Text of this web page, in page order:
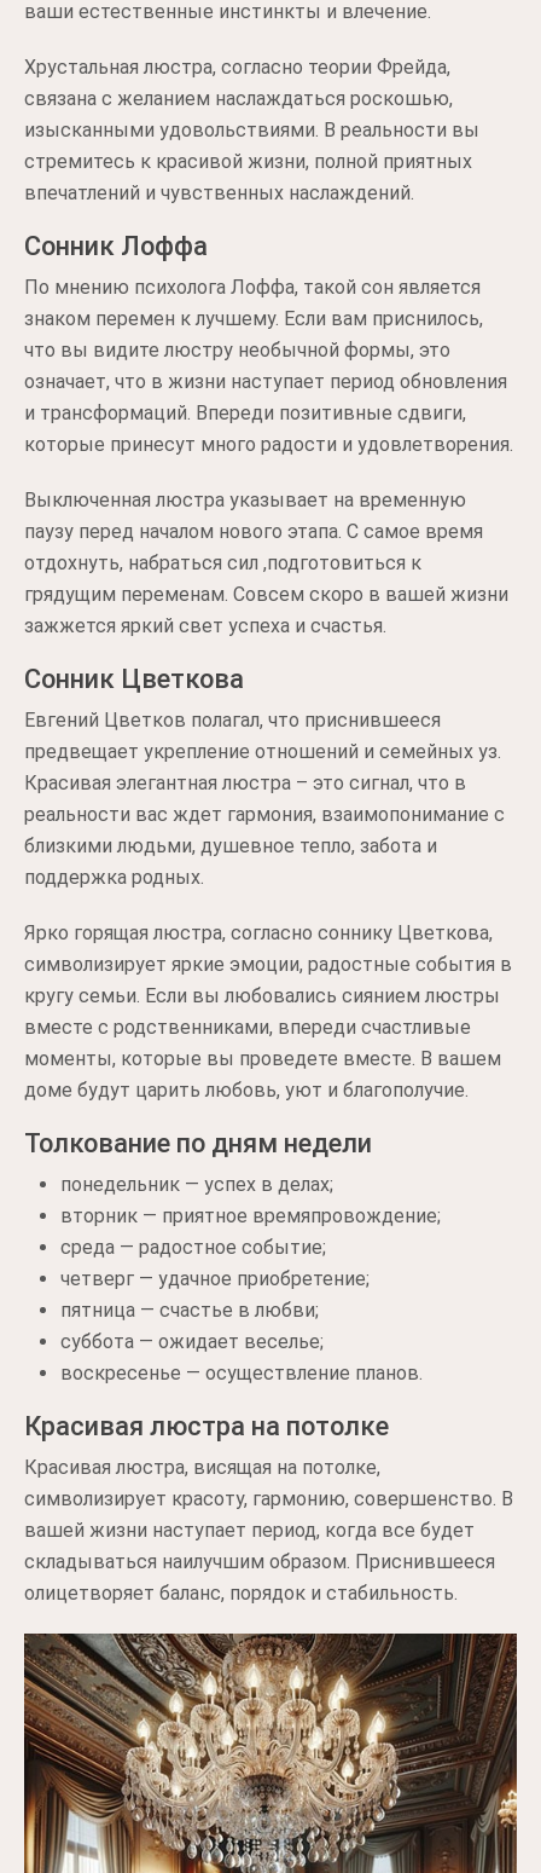
ваши естественные инстинкты и влечение.
Хрустальная люстра, согласно теории Фрейда,
связана с желанием наслаждаться роскошью,
изысканными удовольствиями. В реальности вы
стремитесь к красивой жизни, полной приятных
впечатлений и чувственных наслаждений.
Сонник Лоффа
По мнению психолога Лоффа, такой сон является
знаком перемен к лучшему. Если вам приснилось,
что вы видите люстру необычной формы, это
означает, что в жизни наступает период обновления
и трансформаций. Впереди позитивные сдвиги,
которые принесут много радости и удовлетворения.
Выключенная люстра указывает на временную
паузу перед началом нового этапа. С самое время
отдохнуть, набраться сил ,подготовиться к
грядущим переменам. Совсем скоро в вашей жизни
зажжется яркий свет успеха и счастья.
Сонник Цветкова
Евгений Цветков полагал, что приснившееся
предвещает укрепление отношений и семейных уз.
Красивая элегантная люстра – это сигнал, что в
реальности вас ждет гармония, взаимопонимание с
близкими людьми, душевное тепло, забота и
поддержка родных.
Ярко горящая люстра, согласно соннику Цветкова,
символизирует яркие эмоции, радостные события в
кругу семьи. Если вы любовались сиянием люстры
вместе с родственниками, впереди счастливые
моменты, которые вы проведете вместе. В вашем
доме будут царить любовь, уют и благополучие.
Толкование по дням недели
понедельник — успех в делах;
вторник — приятное времяпровождение;
среда — радостное событие;
четверг — удачное приобретение;
пятница — счастье в любви;
суббота — ожидает веселье;
воскресенье — осуществление планов.
Красивая люстра на потолке
Красивая люстра, висящая на потолке,
символизирует красоту, гармонию, совершенство. В
вашей жизни наступает период, когда все будет
складываться наилучшим образом. Приснившееся
олицетворяет баланс, порядок и стабильность.